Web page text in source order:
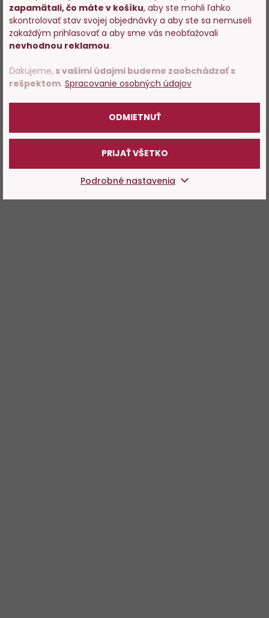
zapamätali, čo máte v košíku, aby ste mohli ľahko
skontrolovať stav svojej objednávky a aby ste sa nemuseli
zakaždým prihlasovať a aby sme vás neobťažovali
nevhodnou reklamou.
Ďakujeme, s vašimi údajmi budeme zaobchádzať s
rešpektom. Spracovanie osobných údajov
ODMIETNUŤ
PRIJAŤ VŠETKO
Podrobné nastavenia
Vstupujete na stránky s
predajom alkoholu. Prosím
potvrďte, že Vám už bolo 18